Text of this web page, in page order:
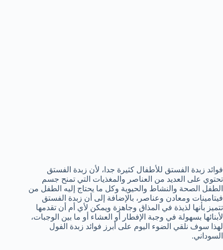
فوائد زبدة الفستق للأطفال كثيرة جدا، لأن زبدة الفستق
تحتوي على العديد من العناصر والمغذيات التي تمنح جسم
الطفل الصحة والنشاط والحيوية وكل ما يحتاج إليه الطفل من
فيتامينات ومعادن وعناصر، بالإضافة إلى أن زبدة الفستق
تتميز بأنها لذيذة في المذاق وجاهزة ويمكن لأي أم أن تقدمها
لأبنائها بسهولة في وجبة الإفطار أو العشاء أو ما بين الوجبات،
لهذا سوف نلقي الضوء اليوم على أبرز فوائد زبدة الفول
السوداني.